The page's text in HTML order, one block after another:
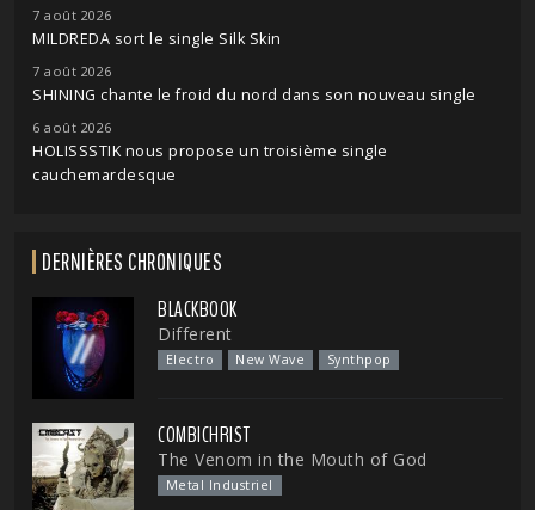
7 août 2026
MILDREDA sort le single Silk Skin
7 août 2026
SHINING chante le froid du nord dans son nouveau single
6 août 2026
HOLISSSTIK nous propose un troisième single
cauchemardesque
DERNIÈRES CHRONIQUES
BLACKBOOK
Different
Electro New Wave Synthpop
COMBICHRIST
The Venom in the Mouth of God
Metal Industriel